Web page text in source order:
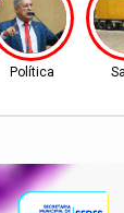
Política